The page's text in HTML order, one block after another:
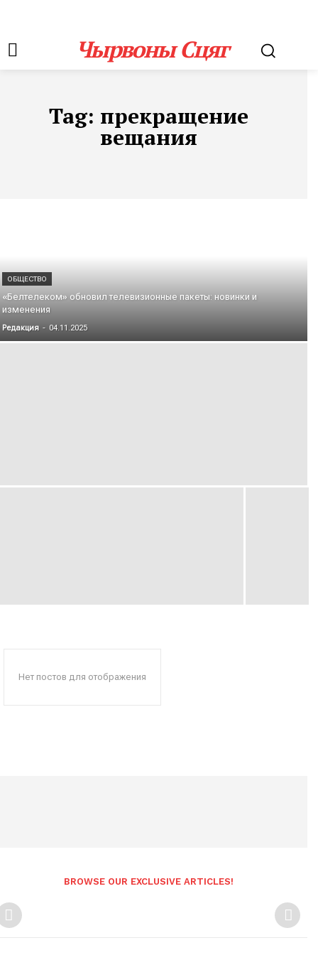
Чырвоны Сцяг
Tag: прекращение
вещания
ОБЩЕСТВО
«Белтелеком» обновил телевизионные пакеты: новинки и
изменения
Редакция - 04.11.2025
Нет постов для отображения
BROWSE OUR EXCLUSIVE ARTICLES!